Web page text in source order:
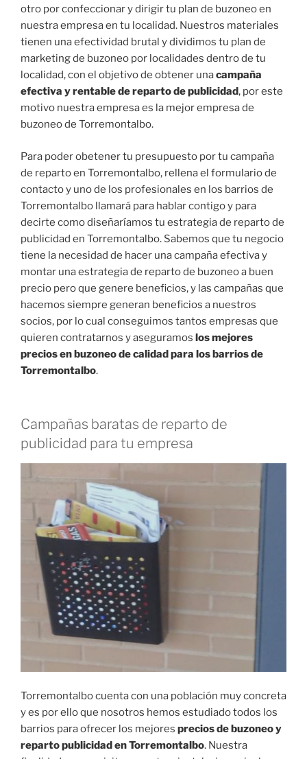
otro por confeccionar y dirigir tu plan de buzoneo en
nuestra empresa en tu localidad. Nuestros materiales
tienen una efectividad brutal y dividimos tu plan de
marketing de buzoneo por localidades dentro de tu
localidad, con el objetivo de obtener unacampaña
efectiva y rentable de reparto de publicidad, por este
motivo nuestra empresa es la mejor empresa de
buzoneo de Torremontalbo.
Para poder obetener tu presupuesto por tu campaña
de reparto en Torremontalbo, rellena el formulario de
contacto y uno de los profesionales en los barrios de
Torremontalbo llamará para hablar contigo y para
decirte como diseñaríamos tu estrategia de reparto de
publicidad en Torremontalbo. Sabemos que tu negocio
tiene la necesidad de hacer una campaña efectiva y
montar una estrategia de reparto de buzoneo a buen
precio pero que genere beneficios, y las campañas que
hacemos siempre generan beneficios a nuestros
socios, por lo cual conseguimos tantos empresas que
quieren contratarnos y aseguramos los mejores
precios en buzoneo de calidad para los barrios de
Torremontalbo.
Campañas baratas de reparto de
publicidad para tu empresa
Torremontalbo cuenta con una población muy concreta
y es por ello que nosotros hemos estudiado todos los
barrios para ofrecer los mejores precios de buzoneo y
reparto publicidad en Torremontalbo. Nuestra